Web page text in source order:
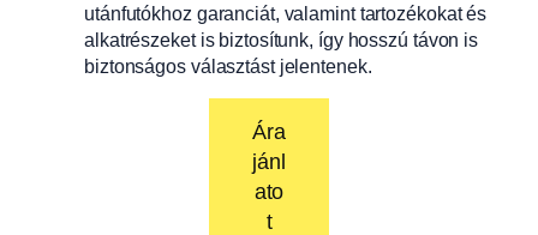
utánfutókhoz garanciát, valamint tartozékokat és
alkatrészeket is biztosítunk, így hosszú távon is
biztonságos választást jelentenek.
Ára
jánl
ato
t